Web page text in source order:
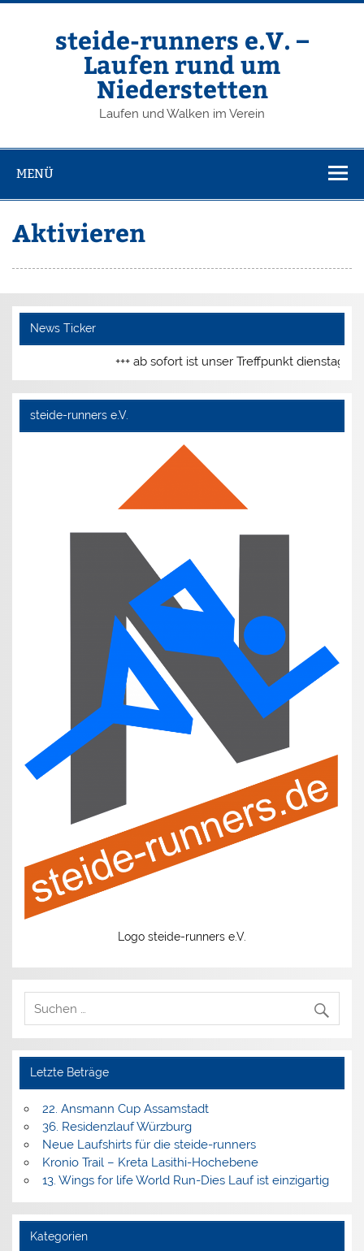
Zum
steide-runners e.V. –
Laufen rund um
Niederstetten
Laufen und Walken im Verein
MENÜ
Aktivieren
News Ticker
+++ ab sofort ist unser Treffpunkt dienstags
steide-runners e.V.
Logo steide-runners e.V.
Letzte Beträge
22. Ansmann Cup Assamstadt
36. Residenzlauf Würzburg
Neue Laufshirts für die steide-runners
Kronio Trail – Kreta Lasithi-Hochebene
13. Wings for life World Run-Dies Lauf ist einzigartig
Kategorien